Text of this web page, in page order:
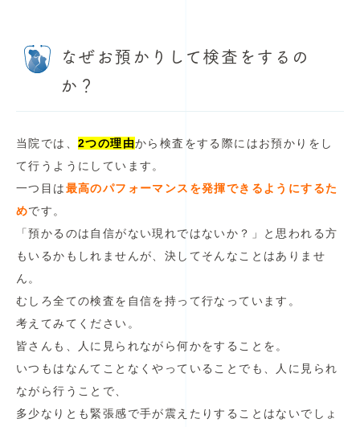
なぜお預かりして検査をするの
か？
当院では、 2つの理由から検査をする際にはお預かりをし
て行うようにしています。
一つ目は最高のパフォーマンスを発揮できるようにするた
めです。
「預かるのは自信がない現れではないか？」と思われる方
もいるかもしれませんが、決してそんなことはありませ
ん。
むしろ全ての検査を自信を持って行なっています。
考えてみてください。
皆さんも、人に見られながら何かをすることを。
いつもはなんてことなくやっていることでも、人に見られ
ながら行うことで、
多少なりとも緊張感で手が震えたりすることはないでしょ